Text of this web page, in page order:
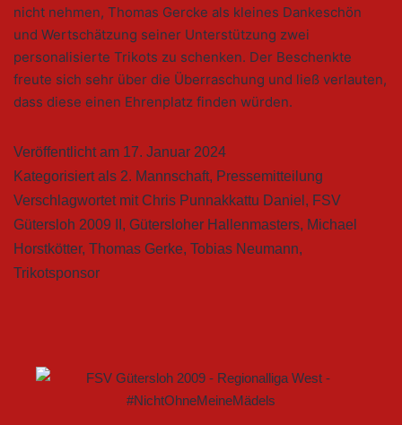
nicht nehmen, Thomas Gercke als kleines Dankeschön
und Wertschätzung seiner Unterstützung zwei
personalisierte Trikots zu schenken. Der Beschenkte
freute sich sehr über die Überraschung und ließ verlauten,
dass diese einen Ehrenplatz finden würden.
Veröffentlicht am 17. Januar 2024
Kategorisiert als 2. Mannschaft, Pressemitteilung
Verschlagwortet mit Chris Punnakkattu Daniel , FSV
Gütersloh 2009 II , Gütersloher Hallenmasters, Michael
Horstkötter, Thomas Gerke, Tobias Neumann,
Trikotsponsor